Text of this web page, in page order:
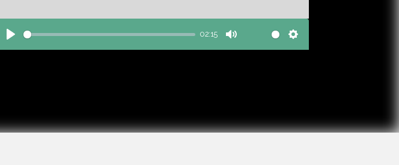
Play
02:15
Mute Settings